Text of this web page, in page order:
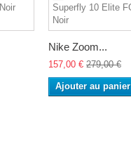
Nike Zoom...
157,00 € 279,00 €
Ajouter au panier